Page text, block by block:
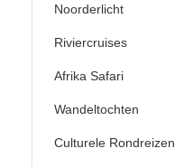
Noorderlicht
Riviercruises
Afrika Safari
Wandeltochten
Culturele Rondreizen